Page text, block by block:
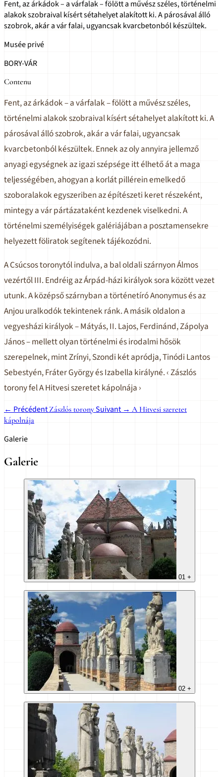
Fent, az árkádok – a várfalak – fölött a művész széles, történelmi
alakok szobraival kísért sétahelyet alakított ki. A párosával álló
szobrok, akár a vár falai, ugyancsak kvarcbetonból készültek.
Musée privé
BORY-VÁR
Contenu
Fent, az árkádok – a várfalak – fölött a művész széles,
történelmi alakok szobraival kísért sétahelyet alakított ki. A
párosával álló szobrok, akár a vár falai, ugyancsak
kvarcbetonból készültek. Ennek az oly annyira jellemző
anyagi egységnek az igazi szépsége itt élhető át a maga
teljességében, ahogyan a korlát pillérein emelkedő
szoboralakok egyszeriben az építészeti keret részeként,
mintegy a vár pártázataként kezdenek viselkedni. A
történelmi személyiségek galériájában a posztamensekre
helyezett föliratok segítenek tájékozódni.
A Csúcsos toronytól indulva, a bal oldali szárnyon Álmos
vezértől III. Endréig az Árpád-házi királyok sora között vezet
utunk. A középső szárnyban a történetíró Anonymus és az
Anjou uralkodók tekintenek ránk. A másik oldalon a
vegyesházi királyok – Mátyás, II. Lajos, Ferdinánd, Zápolya
János – mellett olyan történelmi és irodalmi hősök
szerepelnek, mint Zrínyi, Szondi két apródja, Tinódi Lantos
Sebestyén, Fráter György és Izabella királyné. ‹ Zászlós
torony fel A Hitvesi szeretet kápolnája ›
← Précédent Zászlós toronySuivant → A Hitvesi szeretet
kápolnája
Galerie
Galerie
01 +
02 +